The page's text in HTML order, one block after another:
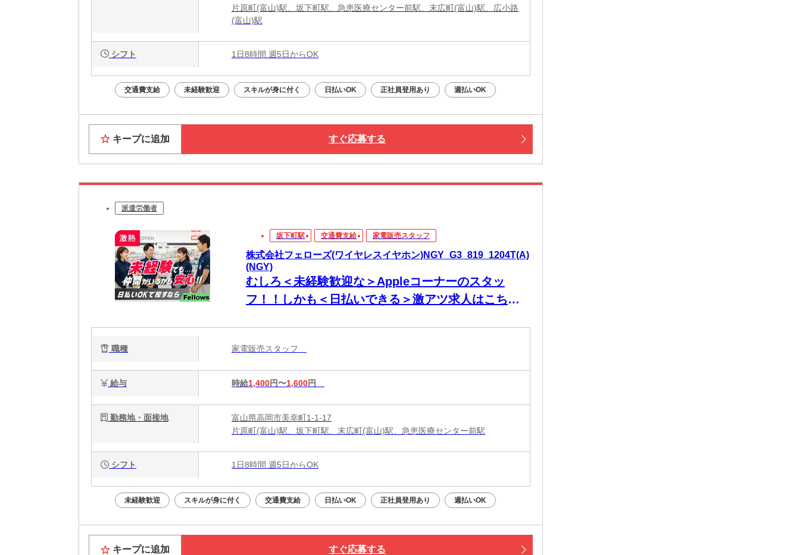
片原町(富山)駅、坂下町駅、急患医療センター前駅、末広町(富山)駅、広小路
(富山)駅
シフト 1日8時間 週5日からOK
交通費支給 未経験歓迎 スキルが身に付く 日払いOK 正社員登用あり 週払いOK
キープに追加 すぐ応募する
派遣労働者
坂下町駅 交通費支給 家電販売スタッフ
株式会社フェローズ(ワイヤレスイヤホン)NGY_G3_819_1204T(A)
(NGY)
むしろ＜未経験歓迎な＞Appleコーナーのスタッ
フ！！しかも＜日払いできる＞激アツ求人はこち
職種 家電販売スタッフ
給与 時給1,400円〜1,600円
勤務地・面接地
富山県高岡市美幸町1-1-17
片原町(富山)駅、坂下町駅、末広町(富山)駅、急患医療センター前駅
シフト 1日8時間 週5日からOK
未経験歓迎 スキルが身に付く 交通費支給 日払いOK 正社員登用あり 週払いOK
キープに追加 すぐ応募する